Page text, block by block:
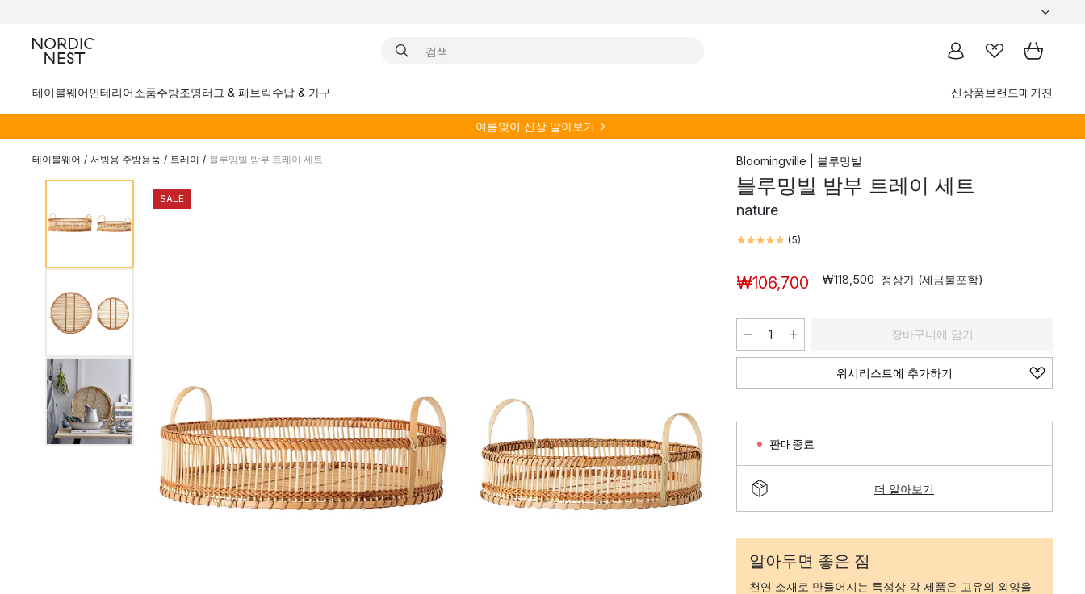
테이블웨어인테리어소품주방조명러그 & 패브릭수납 & 가구 신상품브랜드매거진
여름맞이 신상 알아보기
테이블웨어 / 서빙용 주방용품 / 트레이 / 블루밍빌 밤부 트레이 세트
SALE
Bloomingville | 블루밍빌
블루밍빌 밤부 트레이 세트
nature
(5)
₩106,700 ₩118,500 정상가 (세금불포함)
장바구니에 담기
위시리스트에 추가하기
판매종료
더 알아보기
알아두면 좋은 점
천연 소재로 만들어지는 특성상 각 제품은 고유의 외양을